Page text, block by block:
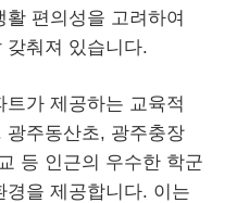
편의성을 고려하여
갖춰져 있습니다.
가 제공하는 교육적
주동산초, 광주충장
등 인근의 우수한 학군
을 제공합니다. 이는